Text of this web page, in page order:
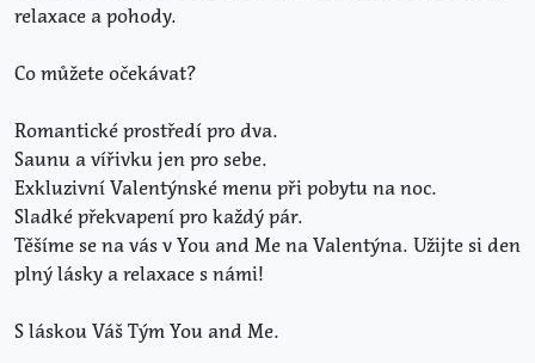
relaxace a pohody.
Co můžete očekávat?
Romantické prostředí pro dva.
Saunu a vířivku jen pro sebe.
Exkluzivní Valentýnské menu při pobytu na noc.
Sladké překvapení pro každý pár.
Těšíme se na vás v You and Me na Valentýna. Užijte si den
plný lásky a relaxace s námi!
S láskou Váš Tým You and Me.